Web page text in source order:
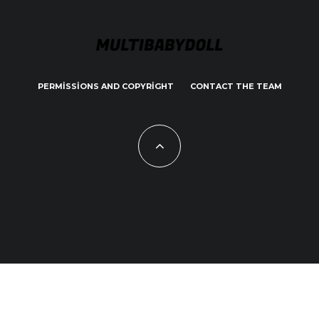
PERMISSIONS AND COPYRIGHT CONTACT THE TEAM